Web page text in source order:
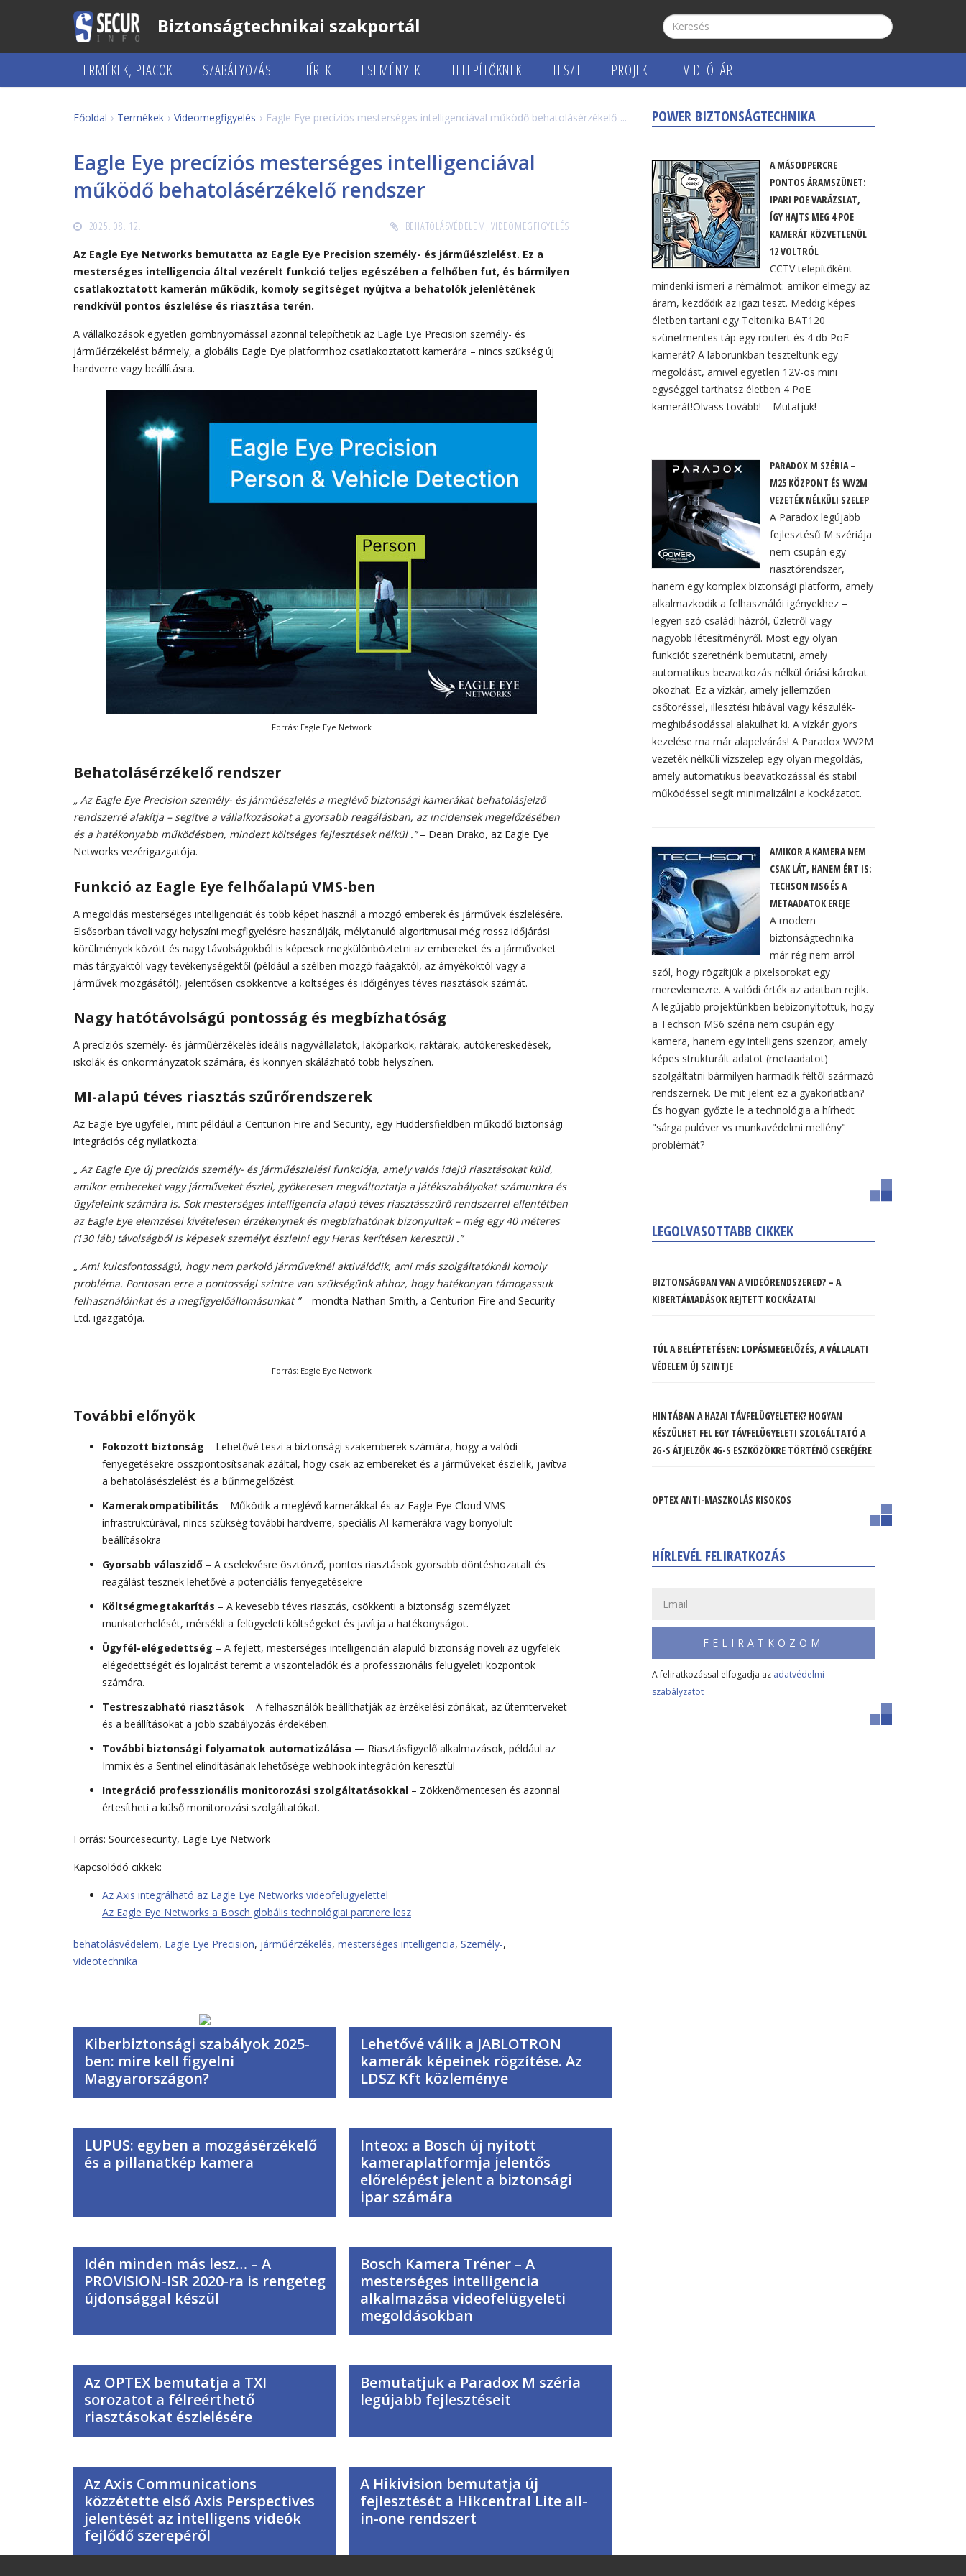
Biztonságtechnikai szakportál
TERMÉKEK, PIACOK SZABÁLYOZÁS HÍREK ESEMÉNYEK TELEPÍTŐKNEK TESZT PROJEKT VIDEÓTÁR
Főoldal Termékek Videomegfigyelés Eagle Eye precíziós mesterséges intelligenciával működő behatolásérzékelő rendszer
Eagle Eye precíziós mesterséges intelligenciával
működő behatolásérzékelő rendszer
2025. 08. 12. BEHATOLÁSVÉDELEM, VIDEOMEGFIGYELÉS
Az Eagle Eye Networks bemutatta az Eagle Eye Precision személy- és járműészlelést. Ez a
mesterséges intelligencia által vezérelt funkció teljes egészében a felhőben fut, és bármilyen
csatlakoztatott kamerán működik, komoly segítséget nyújtva a behatolók jelenlétének
rendkívül pontos észlelése és riasztása terén.
A vállalkozások egyetlen gombnyomással azonnal telepíthetik az Eagle Eye Precision személy- és
járműérzékelést bármely, a globális Eagle Eye platformhoz csatlakoztatott kamerára – nincs szükség új
hardverre vagy beállításra.
Forrás: Eagle Eye Network
Behatolásérzékelő rendszer
„ Az Eagle Eye Precision személy- és járműészlelés a meglévő biztonsági kamerákat behatolásjelző
rendszerré alakítja – segítve a vállalkozásokat a gyorsabb reagálásban, az incidensek megelőzésében
és a hatékonyabb működésben, mindezt költséges fejlesztések nélkül .”– Dean Drako, az Eagle Eye
Networks vezérigazgatója.
Funkció az Eagle Eye felhőalapú VMS-ben
A megoldás mesterséges intelligenciát és több képet használ a mozgó emberek és járművek észlelésére.
Elsősorban távoli vagy helyszíni megfigyelésre használják, mélytanuló algoritmusai még rossz időjárási
körülmények között és nagy távolságokból is képesek megkülönböztetni az embereket és a járműveket
más tárgyaktól vagy tevékenységektől (például a szélben mozgó faágaktól, az árnyékoktól vagy a
járművek mozgásától), jelentősen csökkentve a költséges és időigényes téves riasztások számát.
Nagy hatótávolságú pontosság és megbízhatóság
A precíziós személy- és járműérzékelés ideális nagyvállalatok, lakóparkok, raktárak, autókereskedések,
iskolák és önkormányzatok számára, és könnyen skálázható több helyszínen.
MI-alapú téves riasztás szűrőrendszerek
Az Eagle Eye ügyfelei, mint például a Centurion Fire and Security, egy Huddersfieldben működő biztonsági
integrációs cég nyilatkozta:
„ Az Eagle Eye új precíziós személy- és járműészlelési funkciója, amely valós idejű riasztásokat küld,
amikor embereket vagy járműveket észlel, gyökeresen megváltoztatja a játékszabályokat számunkra és
ügyfeleink számára is. Sok mesterséges intelligencia alapú téves riasztásszűrő rendszerrel ellentétben
az Eagle Eye elemzései kivételesen érzékenynek és megbízhatónak bizonyultak – még egy 40 méteres
(130 láb) távolságból is képesek személyt észlelni egy Heras kerítésen keresztül .”
„ Ami kulcsfontosságú, hogy nem parkoló járműveknél aktiválódik, ami más szolgáltatóknál komoly
probléma. Pontosan erre a pontossági szintre van szükségünk ahhoz, hogy hatékonyan támogassuk
felhasználóinkat és a megfigyelőállomásunkat ”– mondta Nathan Smith, a Centurion Fire and Security
Ltd. igazgatója.
Forrás: Eagle Eye Network
További előnyök
Fokozott biztonság – Lehetővé teszi a biztonsági szakemberek számára, hogy a valódi
fenyegetésekre összpontosítsanak azáltal, hogy csak az embereket és a járműveket észlelik, javítva
a behatolásészlelést és a bűnmegelőzést.
Kamerakompatibilitás – Működik a meglévő kamerákkal és az Eagle Eye Cloud VMS
infrastruktúrával, nincs szükség további hardverre, speciális AI-kamerákra vagy bonyolult
beállításokra
Gyorsabb válaszidő – A cselekvésre ösztönző, pontos riasztások gyorsabb döntéshozatalt és
reagálást tesznek lehetővé a potenciális fenyegetésekre
Költségmegtakarítás – A kevesebb téves riasztás, csökkenti a biztonsági személyzet
munkaterhelését, mérsékli a felügyeleti költségeket és javítja a hatékonyságot.
Ügyfél-elégedettség – A fejlett, mesterséges intelligencián alapuló biztonság növeli az ügyfelek
elégedettségét és lojalitást teremt a viszonteladók és a professzionális felügyeleti központok
számára.
Testreszabható riasztások – A felhasználók beállíthatják az érzékelési zónákat, az ütemterveket
és a beállításokat a jobb szabályozás érdekében.
További biztonsági folyamatok automatizálása — Riasztásfigyelő alkalmazások, például az
Immix és a Sentinel elindításának lehetősége webhook integráción keresztül
Integráció professzionális monitorozási szolgáltatásokkal – Zökkenőmentesen és azonnal
értesítheti a külső monitorozási szolgáltatókat.
Forrás: Sourcesecurity, Eagle Eye Network
Kapcsolódó cikkek:
Az Axis integrálható az Eagle Eye Networks videofelügyelettel
Az Eagle Eye Networks a Bosch globális technológiai partnere lesz
behatolásvédelem, Eagle Eye Precision, járműérzékelés, mesterséges intelligencia, Személy-,
videotechnika
Kiberbiztonsági szabályok 2025-
ben: mire kell figyelni
Magyarországon?
Lehetővé válik a JABLOTRON
kamerák képeinek rögzítése. Az
LDSZ Kft közleménye
LUPUS: egyben a mozgásérzékelő
és a pillanatkép kamera
Inteox: a Bosch új nyitott
kameraplatformja jelentős
előrelépést jelent a biztonsági
ipar számára
Idén minden más lesz… – A
PROVISION-ISR 2020-ra is rengeteg
újdonsággal készül
Bosch Kamera Tréner – A
mesterséges intelligencia
alkalmazása videofelügyeleti
megoldásokban
Az OPTEX bemutatja a TXI
sorozatot a félreérthető
riasztásokat észlelésére
Bemutatjuk a Paradox M széria
legújabb fejlesztéseit
Az Axis Communications
közzétette első Axis Perspectives
jelentését az intelligens videók
fejlődő szerepéről
A Hikivision bemutatja új
fejlesztését a Hikcentral Lite all-
in-one rendszert
POWER BIZTONSÁGTECHNIKA
A MÁSODPERCRE
PONTOS ÁRAMSZÜNET:
IPARI POE VARÁZSLAT,
ÍGY HAJTS MEG 4 POE
KAMERÁT KÖZVETLENÜL
12 VOLTRÓL
CCTV telepítőként
mindenki ismeri a rémálmot: amikor elmegy az
áram, kezdődik az igazi teszt. Meddig képes
életben tartani egy Teltonika BAT120
szünetmentes táp egy routert és 4 db PoE
kamerát? A laborunkban teszteltünk egy
megoldást, amivel egyetlen 12V-os mini
egységgel tarthatsz életben 4 PoE
kamerát!Olvass tovább! – Mutatjuk!
PARADOX M SZÉRIA –
M25 KÖZPONT ÉS WV2M
VEZETÉK NÉLKÜLI SZELEP
A Paradox legújabb
fejlesztésű M szériája
nem csupán egy
riasztórendszer,
hanem egy komplex biztonsági platform, amely
alkalmazkodik a felhasználói igényekhez –
legyen szó családi házról, üzletről vagy
nagyobb létesítményről. Most egy olyan
funkciót szeretnénk bemutatni, amely
automatikus beavatkozás nélkül óriási károkat
okozhat. Ez a vízkár, amely jellemzően
csőtöréssel, illesztési hibával vagy készülék-
meghibásodással alakulhat ki. A vízkár gyors
kezelése ma már alapelvárás! A Paradox WV2M
vezeték nélküli vízszelep egy olyan megoldás,
amely automatikus beavatkozással és stabil
működéssel segít minimalizálni a kockázatot.
AMIKOR A KAMERA NEM
CSAK LÁT, HANEM ÉRT IS:
TECHSON MS6 ÉS A
METAADATOK EREJE
A modern
biztonságtechnika
már rég nem arról
szól, hogy rögzítjük a pixelsorokat egy
merevlemezre. A valódi érték az adatban rejlik.
A legújabb projektünkben bebizonyítottuk, hogy
a Techson MS6 széria nem csupán egy
kamera, hanem egy intelligens szenzor, amely
képes strukturált adatot (metaadatot)
szolgáltatni bármilyen harmadik féltől származó
rendszernek. De mit jelent ez a gyakorlatban?
És hogyan győzte le a technológia a hírhedt
"sárga pulóver vs munkavédelmi mellény"
problémát?
LEGOLVASOTTABB CIKKEK
BIZTONSÁGBAN VAN A VIDEÓRENDSZERED? – A
KIBERTÁMADÁSOK REJTETT KOCKÁZATAI
TÚL A BELÉPTETÉSEN: LOPÁSMEGELŐZÉS, A VÁLLALATI
VÉDELEM ÚJ SZINTJE
HINTÁBAN A HAZAI TÁVFELÜGYELETEK? HOGYAN
KÉSZÜLHET FEL EGY TÁVFELÜGYELETI SZOLGÁLTATÓ A
2G-S ÁTJELZŐK 4G-S ESZKÖZÖKRE TÖRTÉNŐ CSERÉJÉRE
OPTEX ANTI-MASZKOLÁS KISOKOS
HÍRLEVÉL FELIRATKOZÁS
FELIRATKOZOM
A feliratkozással elfogadja az adatvédelmi
szabályzatot